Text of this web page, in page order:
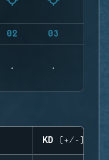
02 03
KD (+/-)